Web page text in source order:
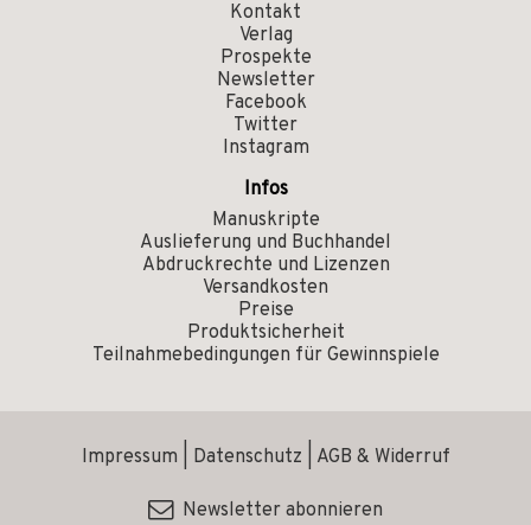
Kontakt
Verlag
Prospekte
Newsletter
Facebook
Twitter
Instagram
Infos
Manuskripte
Auslieferung und Buchhandel
Abdruckrechte und Lizenzen
Versandkosten
Preise
Produktsicherheit
Teilnahmebedingungen für Gewinnspiele
Impressum Datenschutz AGB & Widerruf
Newsletter abonnieren